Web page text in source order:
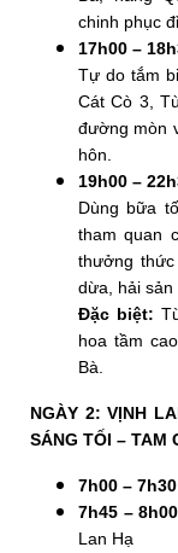
chinh phục
17h00 –
Tự do tắm
Cát Cò 3,
đường mòn
hôn.
19h00 –
Dùng bữa
tham quan
thưởng
dừa, hải sản
Đặc biệt:
hoa tầm
Bà.
NGÀY 2: VỊNH
SÁNG TỐI – TAM
7h00 –
7h45 –
Lan Hạ